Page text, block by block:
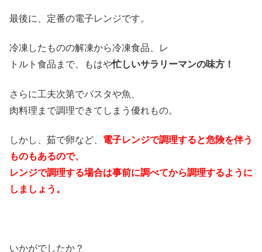
最後に、定番の電子レンジです。
冷凍したものの解凍から冷凍食品、レ
トルト食品まで、もはや忙しいサラリーマンの味方！
さらに工夫次第でパスタや魚、
肉料理まで調理できてしまう優れもの。
しかし、茹で卵など、 電子レンジで調理すると危険を伴う
ものもあるので、
レンジで調理する場合は事前に調べてから調理するように
しましょう。
いかがでしたか？